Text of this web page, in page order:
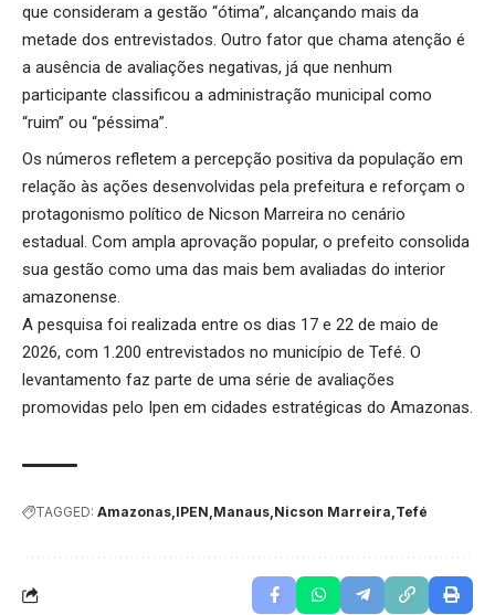
que consideram a gestão “ótima”, alcançando mais da
metade dos entrevistados. Outro fator que chama atenção é
a ausência de avaliações negativas, já que nenhum
participante classificou a administração municipal como
“ruim” ou “péssima”.
Os números refletem a percepção positiva da população em
relação às ações desenvolvidas pela prefeitura e reforçam o
protagonismo político de Nicson Marreira no cenário
estadual. Com ampla aprovação popular, o prefeito consolida
sua gestão como uma das mais bem avaliadas do interior
amazonense.
A pesquisa foi realizada entre os dias 17 e 22 de maio de
2026, com 1.200 entrevistados no município de Tefé. O
levantamento faz parte de uma série de avaliações
promovidas pelo Ipen em cidades estratégicas do Amazonas.
TAGGED: Amazonas IPEN Manaus Nicson Marreira Tefé